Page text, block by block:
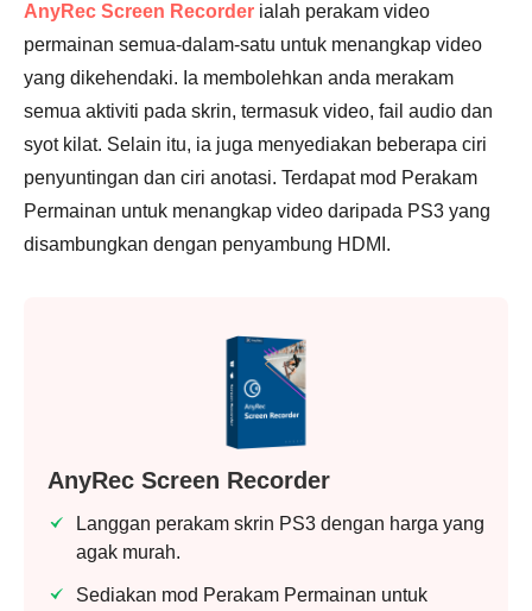
AnyRec Screen Recorder ialah perakam video
permainan semua-dalam-satu untuk menangkap video
yang dikehendaki. Ia membolehkan anda merakam
semua aktiviti pada skrin, termasuk video, fail audio dan
syot kilat. Selain itu, ia juga menyediakan beberapa ciri
penyuntingan dan ciri anotasi. Terdapat mod Perakam
Permainan untuk menangkap video daripada PS3 yang
disambungkan dengan penyambung HDMI.
AnyRec Screen Recorder
Langgan perakam skrin PS3 dengan harga yang
agak murah.
Sediakan mod Perakam Permainan untuk